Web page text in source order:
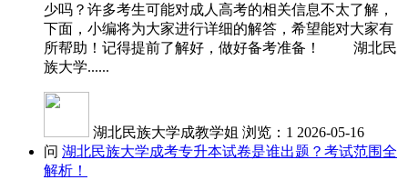
少吗？许多考生可能对成人高考的相关信息不太了解，
下面，小编将为大家进行详细的解答，希望能对大家有
所帮助！记得提前了解好，做好备考准备！ 湖北民
族大学......
湖北民族大学成教学姐 浏览：1 2026-05-16
问 湖北民族大学成考专升本试卷是谁出题？考试范围全
解析！